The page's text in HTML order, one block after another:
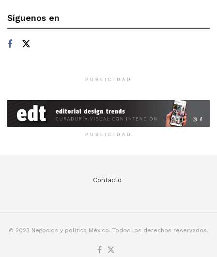
Síguenos en
PUBLICIDAD
PUBLICIDAD
Contacto
© 2023 Negocios y política México. Todos los derechos reservados.